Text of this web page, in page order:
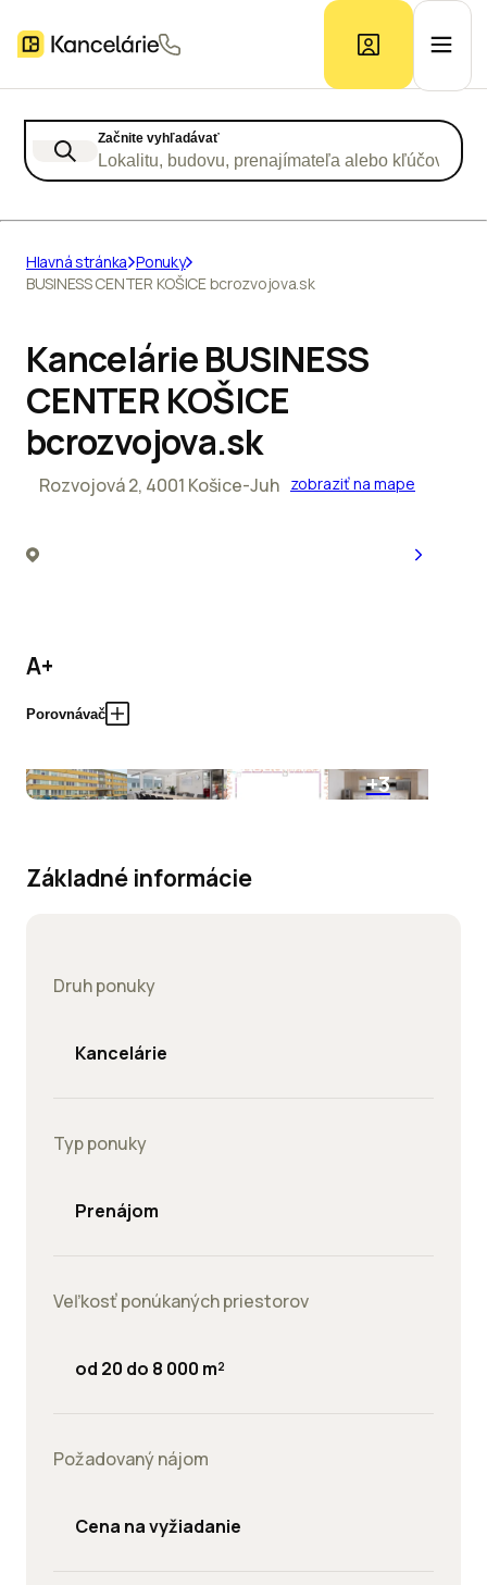
Prieskum trhu
Začnite vyhľadávať
Lokalitu, budovu, prenajímateľa alebo kľúčové
Hlavná stránka Ponuky
BUSINESS CENTER KOŠICE bcrozvojova.sk
Kancelárie BUSINESS
CENTER KOŠICE
bcrozvojova.sk
Rozvojová 2, 4001 Košice-Juh zobraziť na mape
A+
Porovnávač
+3
Základné informácie
Druh ponuky
Kancelárie
Typ ponuky
Prenájom
Veľkosť ponúkaných priestorov
od 20 do 8 000 m²
Požadovaný nájom
Cena na vyžiadanie